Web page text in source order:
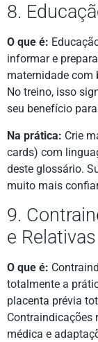
8.
O que é:
informar e
maternidade com
No treino, isso
seu benefício
Na prática: Crie
cards) com
deste glossário.
muito mais
9.
e Relativas
O que é:
totalmente a
placenta prévia
Contraindicações
médica e